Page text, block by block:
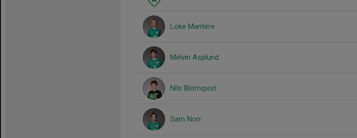
Loke Mantere
Melvin Asplund
Nils Blomqvist
Sam Norr